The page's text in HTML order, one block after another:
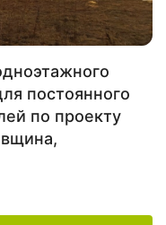
постоянного
по проекту